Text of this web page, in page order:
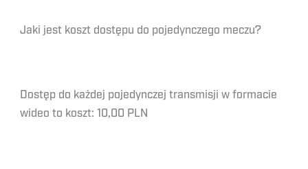
Jaki jest koszt dostępu do pojedynczego meczu?
Dostęp do każdej pojedynczej transmisji w formacie
wideo to koszt: 10,00 PLN